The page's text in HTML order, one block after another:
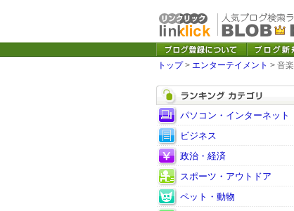
トップ> エンターテイメント > 音楽
パソコン・インターネット
ビジネス
政治・経済
スポーツ・アウトドア
ペット・動物